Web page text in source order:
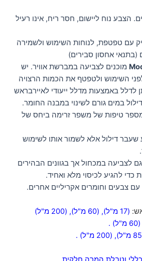
הצבע נוח ליישום, חסר ריח, אינו רעיל
עם טפטפת, לנוחות השימוש ולשמירה
(בתנאי אחסון סבירים)
מוכנים לצביעה במברשת אוויר. יש
השימוש ולטפטף את הכמות הרצויה
לדלל באמצעות מדלל ייעודי לאיירבראש
במים גורם לשינוי במבנה החומר.
טיפות של משפר זרימה ביחס של
שעבר דילול אלא לשמור אותו לשימוש
לצביעה במכחול אך בגוונים הבהירים
כדי להגיע לכיסוי מלא ואחיד.
צבעים וחומרים אקריליים אחרים.
(17 מ"ל) , (60 מ"ל) , (200 מ"ל)
(60 מ"ל)
.
, (200 מ"ל) .